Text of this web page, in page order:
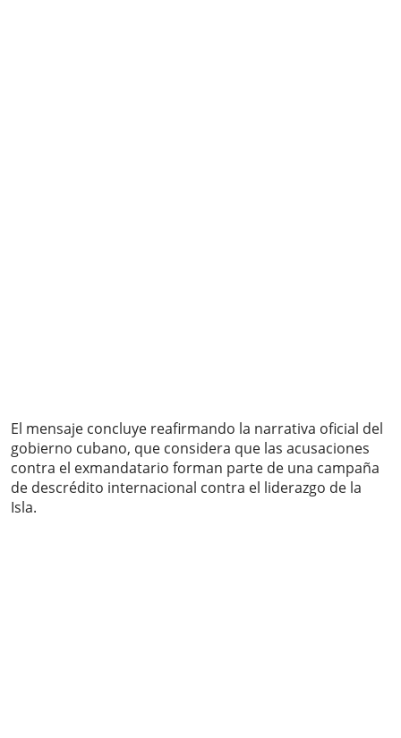
El mensaje concluye reafirmando la narrativa oficial del
gobierno cubano, que considera que las acusaciones
contra el exmandatario forman parte de una campaña
de descrédito internacional contra el liderazgo de la
Isla.